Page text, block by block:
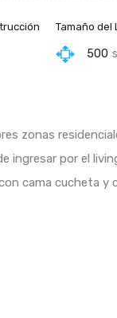
Tamaño del
500
zonas
ingresar por el
cama cucheta y